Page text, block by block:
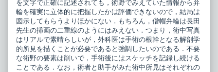
を文字で正確に記述されても，術野でみえていた情報から弁
輪を確実に立体的に把握したかは評価できないので，結局は
図示してもらうよりほかにない．もちろん，僧帽弁輪は長田
先生の挿画の二重線のようにはみえない．つまり，術中写真
はリアルで素晴らしいが，外科医は手術の根幹となる解剖学
的所見を描くことが必要であると強調したいのである．不要
な術野の要素は削いで，手術後にはスケッチを記録し続ける
ことである．なお，術者と助手がみた術中所見はそれぞれの